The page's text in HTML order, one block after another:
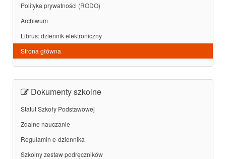
Polityka prywatności (RODO)
Archiwum
Librus: dziennik elektroniczny
Strona główna
Dokumenty szkolne
Statut Szkoły Podstawowej
Zdalne nauczanie
Regulamin e-dziennika
Szkolny zestaw podręczników